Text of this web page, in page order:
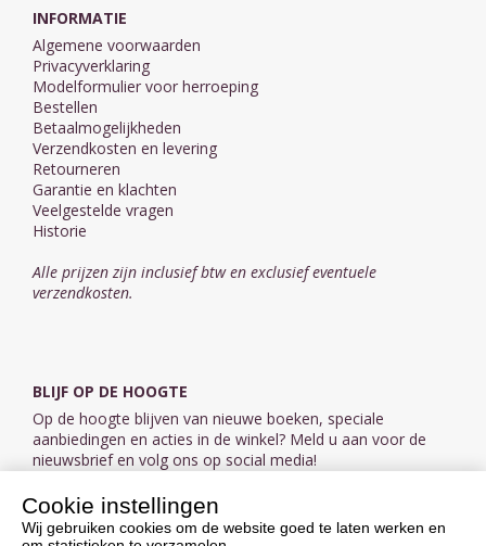
INFORMATIE
Algemene voorwaarden
Privacyverklaring
Modelformulier voor herroeping
Bestellen
Betaalmogelijkheden
Verzendkosten en levering
Retourneren
Garantie en klachten
Veelgestelde vragen
Historie
Alle prijzen zijn inclusief btw en exclusief eventuele
verzendkosten.
BLIJF OP DE HOOGTE
Op de hoogte blijven van nieuwe boeken, speciale
aanbiedingen en acties in de winkel? Meld u aan voor de
nieuwsbrief en volg ons op social media!
Aanmelden nieuwsbrief
Cookie instellingen
Wij gebruiken cookies om de website goed te laten werken en